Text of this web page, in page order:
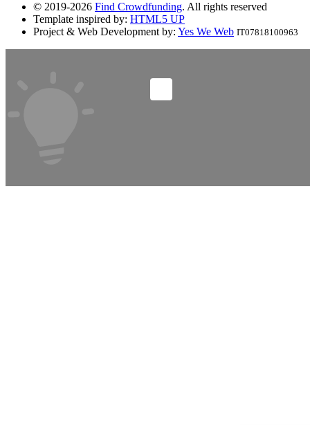
© 2019-2026 Find Crowdfunding. All rights reserved
Template inspired by: HTML5 UP
Project & Web Development by: Yes We Web IT07818100963